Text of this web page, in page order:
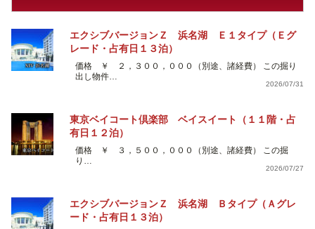
エクシブバージョンＺ 浜名湖 Ｅ１タイプ（Ｅグ
レード・占有日１３泊）
価格 ￥ ２，３００，０００（別途、諸経費） この掘り
出し物件…
2026/07/31
東京ベイコート倶楽部 ベイスイート（１１階・占
有日１２泊）
価格 ￥ ３，５００，０００（別途、諸経費） この掘
り…
2026/07/27
エクシブバージョンＺ 浜名湖 Ｂタイプ（Ａグレ
ード・占有日１３泊）